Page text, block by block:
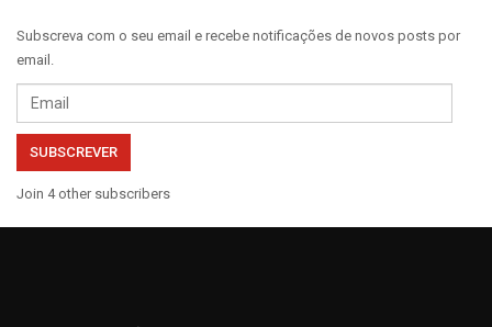
Subscreva com o seu email e recebe notificações de novos posts por
email.
Email
SUBSCREVER
Join 4 other subscribers